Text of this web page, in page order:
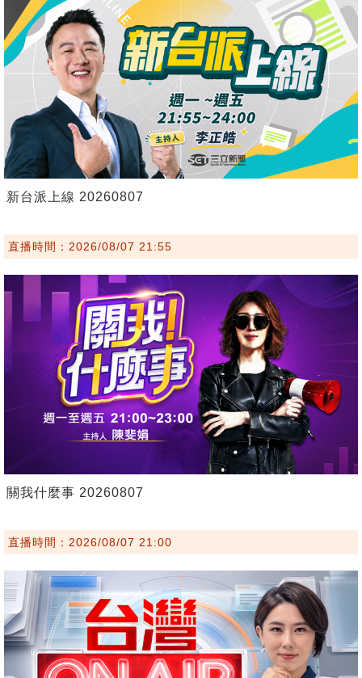
新台派上線 20260807
直播時間：2026/08/07 21:55
關我什麼事 20260807
直播時間：2026/08/07 21:00